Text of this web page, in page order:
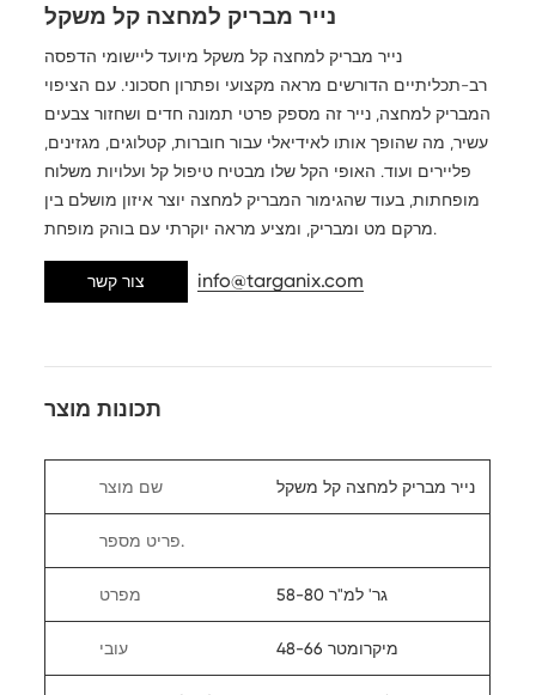
נייר מבריק למחצה קל משקל
נייר מבריק למחצה קל משקל מיועד ליישומי הדפסה
רב-תכליתיים הדורשים מראה מקצועי ופתרון חסכוני. עם הציפוי
המבריק למחצה, נייר זה מספק פרטי תמונה חדים ושחזור צבעים
עשיר, מה שהופך אותו לאידיאלי עבור חוברות, קטלוגים, מגזינים,
פליירים ועוד. האופי הקל שלו מבטיח טיפול קל ועלויות משלוח
מופחתות, בעוד שהגימור המבריק למחצה יוצר איזון מושלם בין
מרקם מט ומבריק, ומציע מראה יוקרתי עם בוהק מופחת.
צור קשר info@targanix.com
תכונות מוצר
שם מוצר נייר מבריק למחצה קל משקל
פריט מספר.
מפרט 58-80 גר' למ"ר
עובי 48-66 מיקרומטר